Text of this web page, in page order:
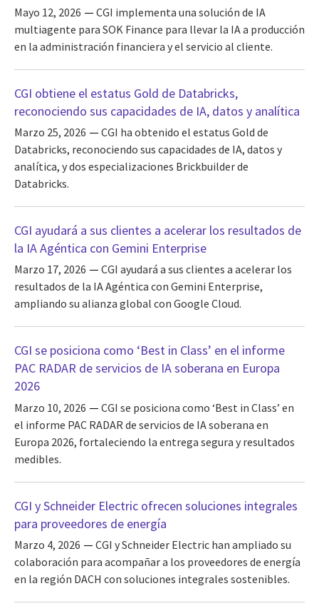
Mayo 12, 2026
CGI implementa una solución de IA
multiagente para SOK Finance para llevar la IA a producción
en la administración financiera y el servicio al cliente.
CGI obtiene el estatus Gold de Databricks,
reconociendo sus capacidades de IA, datos y analítica
Marzo 25, 2026
CGI ha obtenido el estatus Gold de
Databricks, reconociendo sus capacidades de IA, datos y
analítica, y dos especializaciones Brickbuilder de
Databricks.
CGI ayudará a sus clientes a acelerar los resultados de
la IA Agéntica con Gemini Enterprise
Marzo 17, 2026
CGI ayudará a sus clientes a acelerar los
resultados de la IA Agéntica con Gemini Enterprise,
ampliando su alianza global con Google Cloud.
CGI se posiciona como ‘Best in Class’ en el informe
PAC RADAR de servicios de IA soberana en Europa
2026
Marzo 10, 2026
CGI se posiciona como ‘Best in Class’ en
el informe PAC RADAR de servicios de IA soberana en
Europa 2026, fortaleciendo la entrega segura y resultados
medibles.
CGI y Schneider Electric ofrecen soluciones integrales
para proveedores de energía
Marzo 4, 2026
CGI y Schneider Electric han ampliado su
colaboración para acompañar a los proveedores de energía
en la región DACH con soluciones integrales sostenibles.